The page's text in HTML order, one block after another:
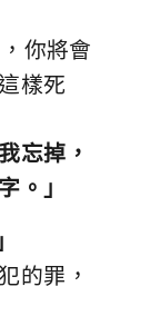
你將會
樣死
忘掉，
。」
的罪，